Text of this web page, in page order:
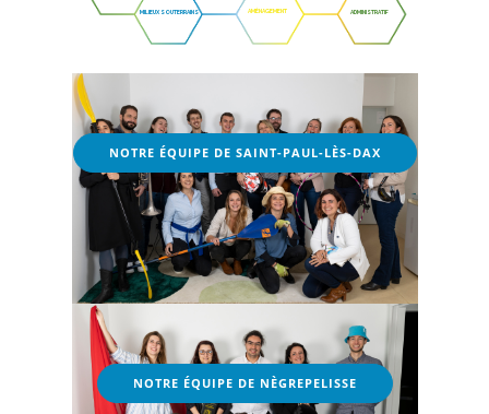
MILIEUX SOUTERRAINS AMÉNAGEMENT ADMINISTRATIF
NOTRE ÉQUIPE DE SAINT-PAUL-LÈS-DAX
NOTRE ÉQUIPE DE NÈGREPELISSE